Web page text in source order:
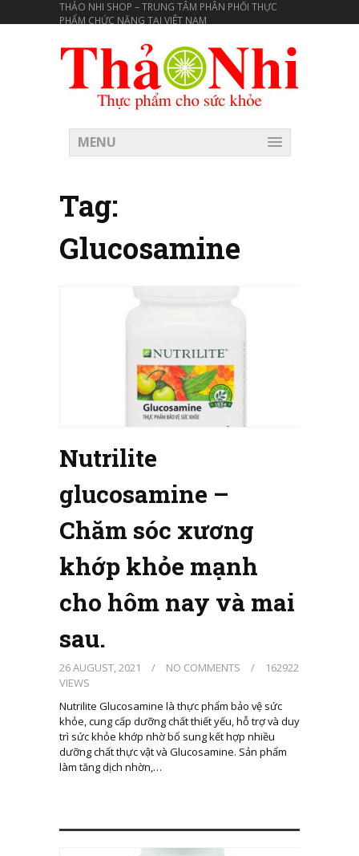
THẢO NHI SHOP – TRUNG TÂM PHÂN PHỐI THỰC
PHẨM CHỨC NĂNG TẠI VIÊT NAM
MENU
Tag:
Glucosamine
Nutrilite
glucosamine –
Chăm sóc xương
khớp khỏe mạnh
cho hôm nay và mai
sau.
26 AUGUST, 2021 / NO COMMENTS /
162922
VIEWS
Nutrilite Glucosamine là thực phẩm bảo vệ sức
khỏe, cung cấp dưỡng chất thiết yếu, hỗ trợ và duy
trì sức khỏe khớp nhờ bổ sung kết hợp nhiều
dưỡng chất thực vật và Glucosamine. Sản phẩm
làm tăng dịch nhờn,…